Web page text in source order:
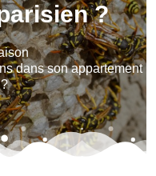
?
dans son appartement